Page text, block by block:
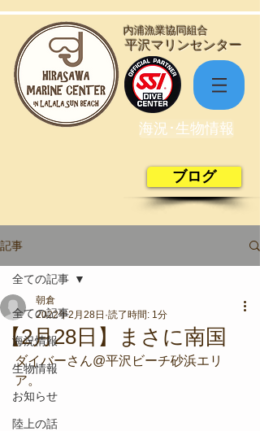
​平沢マリンセンター
​内浦漁業協同組合
海況･生物情報
ブログ
記事
全ての記事
海況情報
生物情報
お知らせ
陸上の話
全ての記事
【2月28日】まさに南国
朝倉
2022年2月28日 読了時間: 1分
ダイバーさん@平沢ビーチ砂浜エリ
ア。